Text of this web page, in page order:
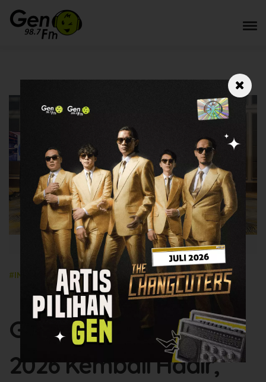
#INFOGEN 8 July 2026
Gaia Music Festival
2026 Kembali Hadir,